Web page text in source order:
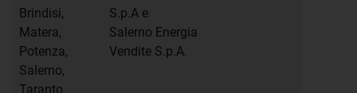
Brindisi,
Matera,
Potenza,
Salerno,
Taranto
S.p.A e
Salerno Energia
Vendite S.p.A.